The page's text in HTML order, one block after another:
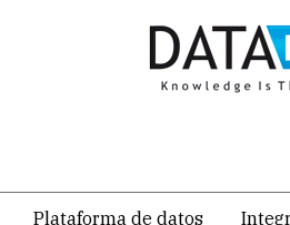
Plataforma de datos